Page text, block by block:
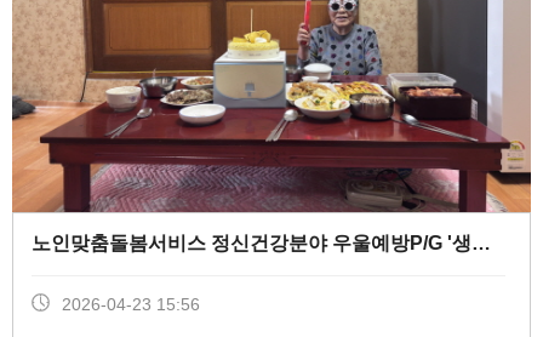
노인맞춤돌봄서비스 정신건강분야 우울예방P/G '생신잔치’ (
2026-04-23 15:56